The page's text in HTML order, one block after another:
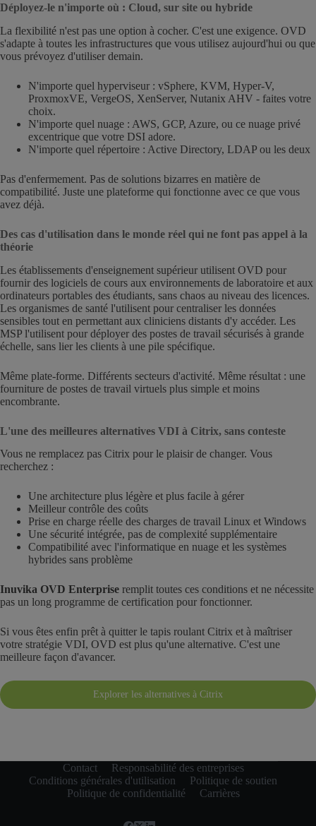
Déployez-le n'importe où : Cloud, sur site ou hybride
La flexibilité n'est pas une option à cocher. C'est une exigence. OVD
s'adapte à toutes les infrastructures que vous utilisez aujourd'hui ou que
vous prévoyez d'utiliser demain.
N'importe quel hyperviseur : vSphere, KVM, Hyper-V,
ProxmoxVE, VergeOS, XenServer, Nutanix AHV - faites votre
choix.
N'importe quel nuage : AWS, GCP, Azure, ou ce nuage privé
excentrique que votre DSI adore.
N'importe quel répertoire : Active Directory, LDAP ou les deux
Pas d'enfermement. Pas de solutions bizarres en matière de
compatibilité. Juste une plateforme qui fonctionne avec ce que vous
avez déjà.
Des cas d'utilisation dans le monde réel qui ne font pas appel à la
théorie
Les établissements d'enseignement supérieur utilisent OVD pour
fournir des logiciels de cours aux environnements de laboratoire et aux
ordinateurs portables des étudiants, sans chaos au niveau des licences.
Les organismes de santé l'utilisent pour centraliser les données
sensibles tout en permettant aux cliniciens distants d'y accéder. Les
MSP l'utilisent pour déployer des postes de travail sécurisés à grande
échelle, sans lier les clients à une pile spécifique.
Même plate-forme. Différents secteurs d'activité. Même résultat : une
fourniture de postes de travail virtuels plus simple et moins
encombrante.
L'une des meilleures alternatives VDI à Citrix, sans conteste
Vous ne remplacez pas Citrix pour le plaisir de changer. Vous
recherchez :
Une architecture plus légère et plus facile à gérer
Meilleur contrôle des coûts
Prise en charge réelle des charges de travail Linux et Windows
Une sécurité intégrée, pas de complexité supplémentaire
Compatibilité avec l'informatique en nuage et les systèmes
hybrides sans problème
Inuvika OVD Enterprise remplit toutes ces conditions et ne nécessite
pas un long programme de certification pour fonctionner.
Si vous êtes enfin prêt à quitter le tapis roulant Citrix et à maîtriser
votre stratégie VDI, OVD est plus qu'une alternative. C'est une
meilleure façon d'avancer.
Explorer les alternatives à Citrix
Contact
Responsabilité des entreprises
Conditions générales d'utilisation
Politique de soutien
Politique de confidentialité
Carrières